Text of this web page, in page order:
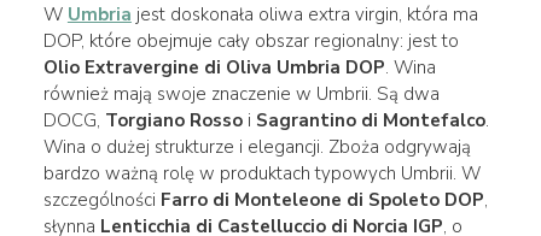
W Umbria jest doskonała oliwa extra virgin, która ma
DOP, które obejmuje cały obszar regionalny: jest to
Olio Extravergine di Oliva Umbria DOP. Wina
również mają swoje znaczenie w Umbrii. Są dwa
DOCG, Torgiano Rossoi Sagrantino di Montefalco.
Wina o dużej strukturze i elegancji. Zboża odgrywają
bardzo ważną rolę w produktach typowych Umbrii. W
szczególności Farro di Monteleone di Spoleto DOP,
słynna Lenticchia di Castelluccio di Norcia IGP, o